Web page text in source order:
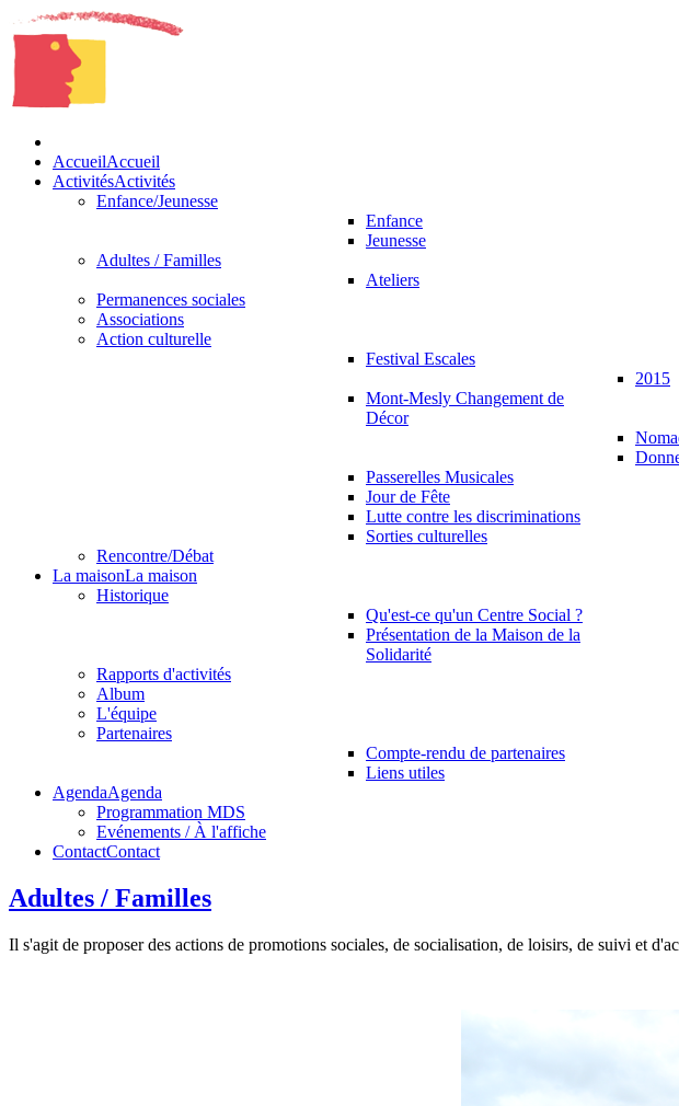
AccueilAccueil
ActivitésActivités
Enfance/Jeunesse
Enfance
Jeunesse
Adultes / Familles
Ateliers
Permanences sociales
Associations
Action culturelle
Festival Escales
2015
Mont-Mesly Changement de
Décor
Passerelles Musicales
Jour de Fête
Lutte contre les discriminations
Sorties culturelles
Rencontre/Débat
La maisonLa maison
Historique
Qu'est-ce qu'un Centre Social ?
Présentation de la Maison de la
Solidarité
Rapports d'activités
Album
L'équipe
Partenaires
Compte-rendu de partenaires
Liens utiles
AgendaAgenda
Programmation MDS
Evénements / À l'affiche
ContactContact
Adultes / Familles
Il s'agit de proposer des actions de promotions sociales, de socialisation, de loisirs, de suivi et